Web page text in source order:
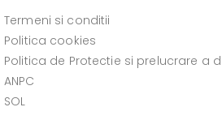
Termeni si conditii
Politica cookies
Politica de Protectie si prelucrare a
ANPC
SOL